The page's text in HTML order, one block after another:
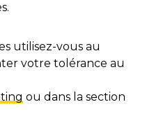
utilisez-vous au
votre tolérance au
ou dans la section